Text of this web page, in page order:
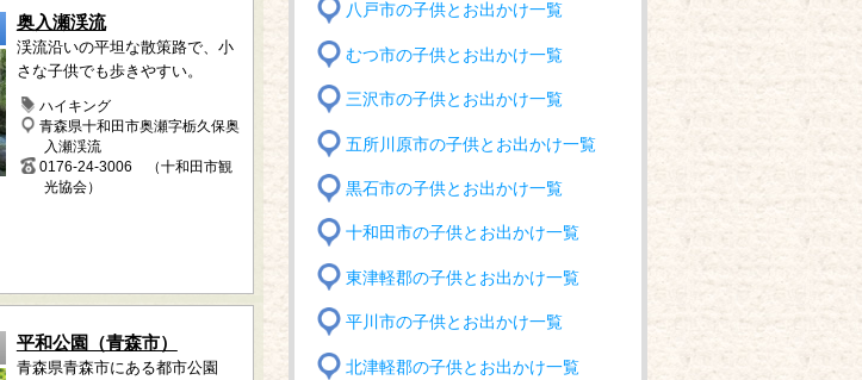
奥入瀬渓流
渓流沿いの平坦な散策路で、小
さな子供でも歩きやすい。
ハイキング
青森県十和田市奥瀬字栃久保奥
入瀬渓流
0176-24-3006 （十和田市観
光協会）
平和公園（青森市）
青森県青森市にある都市公園
八戸市の子供とお出かけ一覧
むつ市の子供とお出かけ一覧
三沢市の子供とお出かけ一覧
五所川原市の子供とお出かけ一覧
黒石市の子供とお出かけ一覧
十和田市の子供とお出かけ一覧
東津軽郡の子供とお出かけ一覧
平川市の子供とお出かけ一覧
北津軽郡の子供とお出かけ一覧